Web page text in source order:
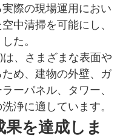
際の現場運用におい
中清掃を可能にし、
た。
は、さまざまな表面や
め、建物の外壁、ガ
ーパネル、タワー、
浄に適しています。
を達成しま